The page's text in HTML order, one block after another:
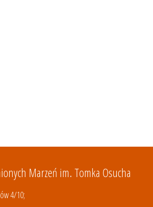
Marzeń im. Tomka Osucha
4/10;